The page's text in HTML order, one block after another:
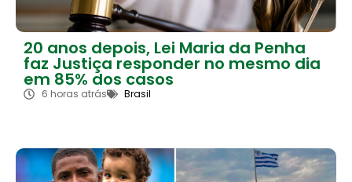
20 anos depois, Lei Maria da Penha
faz Justiça responder no mesmo dia
em 85% dos casos
6 horas atrás Brasil